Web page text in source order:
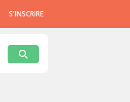
S'INSCRIRE